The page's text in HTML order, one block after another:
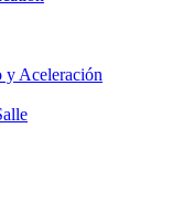
y Aceleración